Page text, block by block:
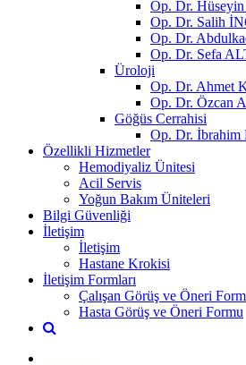
Op. Dr.
Op. Dr. Salih
Op. Dr.
Op. Dr. Sefa
Üroloji
Op. Dr. Ahmet
Op. Dr. Özcan
Göğüs Cerrahisi
Op. Dr. İbrahim
Özellikli Hizmetler
Hemodiyaliz Ünitesi
Acil Servis
Yoğun Bakım Üniteleri
Bilgi Güvenliği
İletişim
İletişim
Hastane Krokisi
İletişim Formları
Çalışan Görüş ve Öneri
Hasta Görüş ve Öneri Formu